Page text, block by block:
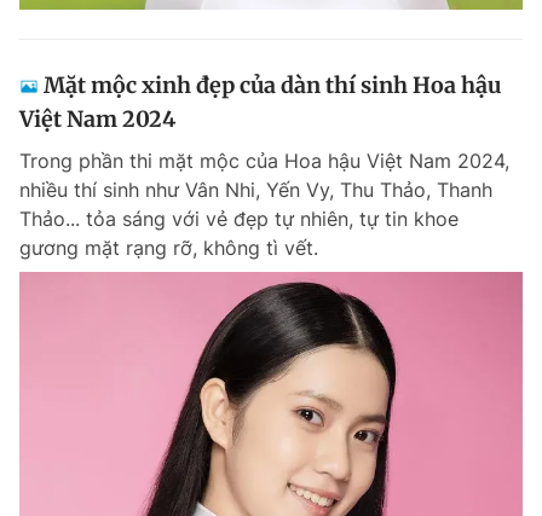
Mặt mộc xinh đẹp của dàn thí sinh Hoa hậu
Việt Nam 2024
Trong phần thi mặt mộc của Hoa hậu Việt Nam 2024,
nhiều thí sinh như Vân Nhi, Yến Vy, Thu Thảo, Thanh
Thảo... tỏa sáng với vẻ đẹp tự nhiên, tự tin khoe
gương mặt rạng rỡ, không tì vết.